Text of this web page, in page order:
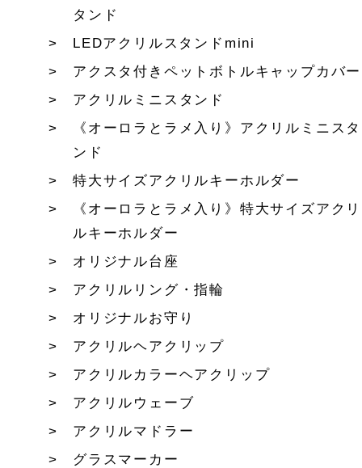
タンド
LEDアクリルスタンドmini
アクスタ付きペットボトルキャップカバー
アクリルミニスタンド
《オーロラとラメ入り》アクリルミニスタ
ンド
特大サイズアクリルキーホルダー
《オーロラとラメ入り》特大サイズアクリ
ルキーホルダー
オリジナル台座
アクリルリング・指輪
オリジナルお守り
アクリルヘアクリップ
アクリルカラーヘアクリップ
アクリルウェーブ
アクリルマドラー
グラスマーカー